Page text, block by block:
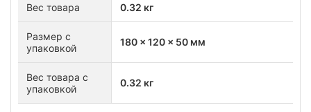
Вес товара 0.32 кг
Размер с
упаковкой
180 x 120 x 50 мм
Вес товара с
упаковкой
0.32 кг